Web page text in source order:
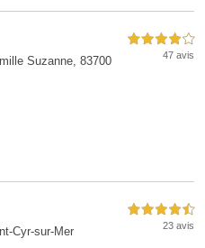
Suzanne, 83700
4,0 étoiles sur 5
47 avis
Cyr-sur-Mer
4,5 étoiles sur 5
23 avis